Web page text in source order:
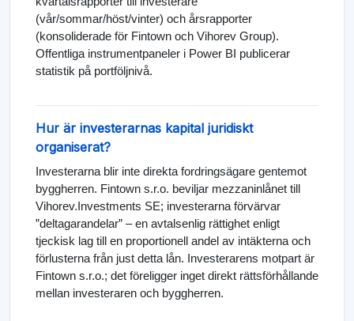
(vår/sommar/höst/vinter) och årsrapporter
(konsoliderade för Fintown och Vihorev Group).
Offentliga instrumentpaneler i Power BI publicerar
statistik på portföljnivå.
Hur är investerarnas kapital juridiskt
organiserat?
Investerarna blir inte direkta fordringsägare gentemot
byggherren. Fintown s.r.o. beviljar mezzaninlånet till
Vihorev.Investments SE; investerarna förvärvar
”deltagarandelar” – en avtalsenlig rättighet enligt
tjeckisk lag till en proportionell andel av intäkterna och
förlusterna från just detta lån. Investerarens motpart är
Fintown s.r.o.; det föreligger inget direkt rättsförhållande
mellan investeraren och byggherren.